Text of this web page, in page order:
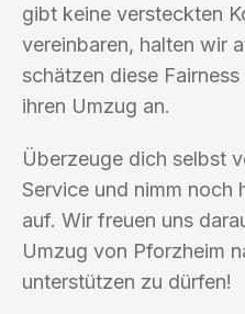
gibt keine versteckten
vereinbaren, halten wir
schätzen diese
ihren Umzug an.
Überzeuge dich selbst
Service und nimm noch
auf. Wir freuen uns
Umzug von Pforzheim
unterstützen zu dürfen!